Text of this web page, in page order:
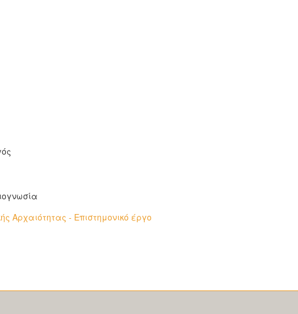
Αρχαιότητας - Επιστημονικό έργο